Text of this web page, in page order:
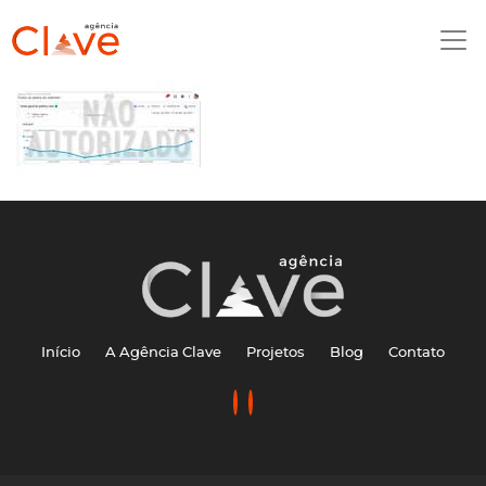
Início A Agência Clave Projetos Blog Contato